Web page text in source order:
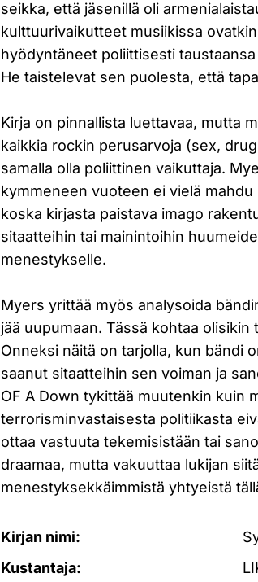
seikka, että jäsenillä oli
kulttuurivaikutteet musiikissa
hyödyntäneet poliittisesti
He taistelevat sen puolesta, että
Kirja on pinnallista luettavaa, mutta
kaikkia rockin perusarvoja (sex,
samalla olla poliittinen vaikuttaja.
kymmeneen vuoteen ei vielä
koska kirjasta paistava imago
sitaatteihin tai mainintoihin
menestykselle.
Myers yrittää myös analysoida
jää uupumaan. Tässä kohtaa
Onneksi näitä on tarjolla, kun bändi
saanut sitaatteihin sen voiman ja
OF A Down tykittää muutenkin kuin
terrorisminvastaisesta politiikasta
ottaa vastuuta tekemisistään tai
draamaa, mutta vakuuttaa lukijan
menestyksekkäimmistä yhtyeistä
Kirjan nimi:
Kustantaja: